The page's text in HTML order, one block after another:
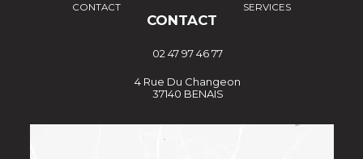
CONTACT
SERVICES
CONTACT
02 47 97 46 77
4 Rue Du Changeon
37140 BENAIS